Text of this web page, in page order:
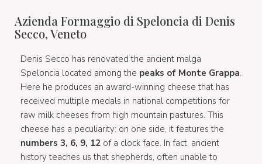
Azienda Formaggio di Speloncia di Denis
Secco, Veneto
Denis Secco has renovated the ancient malga
Speloncia located among the peaks of Monte Grappa.
Here he produces an award-winning cheese that has
received multiple medals in national competitions for
raw milk cheeses from high mountain pastures. This
cheese has a peculiarity: on one side, it features the
numbers 3, 6, 9, 12 of a clock face. In fact, ancient
history teaches us that shepherds, often unable to